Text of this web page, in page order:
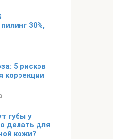
30%,
5 рисков
коррекции
губы у
делать для
кожи?